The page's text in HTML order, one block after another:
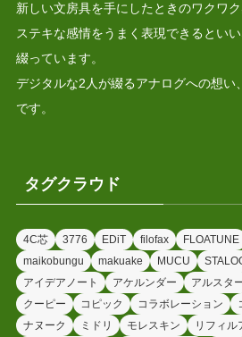
新しい文房具を手にしたときのワクワ
ステキな感情をうまく表現できるとい
綴っています。
デジタルな2人が綴るアナログへの想い
です。
タグクラウド
4C芯 3776 EDiT filofax FLOATUNE
maikobungu
makuake MUCU
アイデアノート
アケルンダー アルスタ
クーピー
コピック コラボレーション
ナヌーク
ミドリ モレスキン リフィル